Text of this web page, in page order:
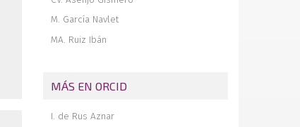
M. García Navlet
MA. Ruiz Ibán
MÁS EN ORCID
I. de Rus Aznar